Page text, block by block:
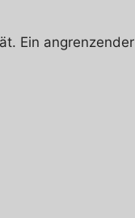
Ein angrenzender